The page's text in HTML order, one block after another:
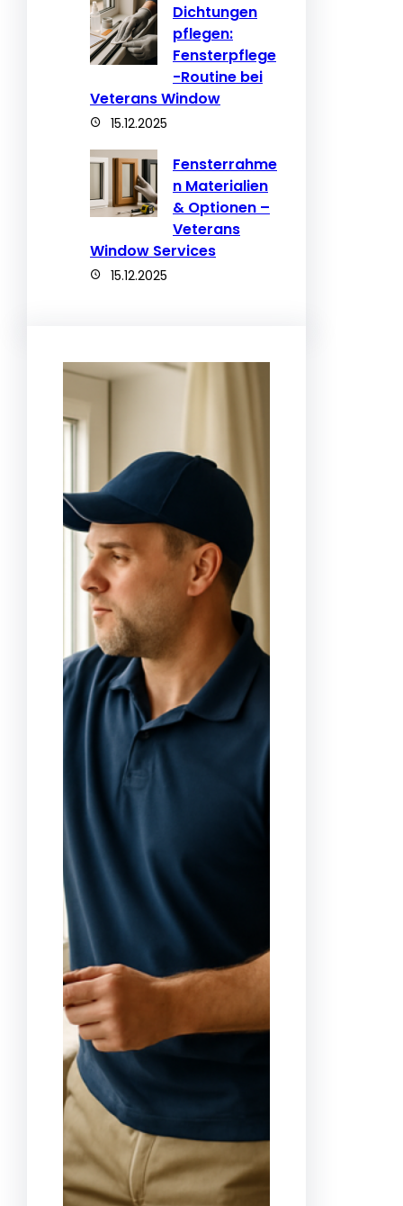
Dichtungen
pflegen:
Fensterpflege
-Routine bei
Veterans Window
15.12.2025
Fensterrahme
n Materialien
& Optionen –
Veterans
Window Services
15.12.2025